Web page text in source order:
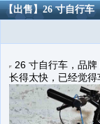
【出售】26 寸自行车
26 寸自行车，品
长得太快，已经觉